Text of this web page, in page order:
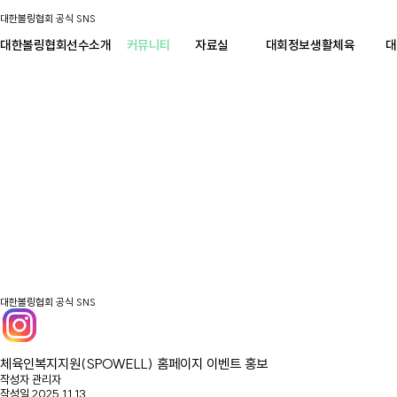
대한볼링협회 공식 SNS
대한볼링협회선수소개 커뮤니티 자료실 대회정보생활체육
대한볼링협회 공식 SNS
체육인복지지원(SPOWELL) 홈페이지 이벤트 홍보
작성자관리자
작성일 2025.11.13